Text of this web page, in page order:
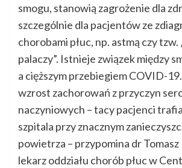
smogu, stanowią zagrożenie dla
szczególnie dla pacjentów ze
chorobami płuc, np. astmą czy tzw.
palaczy”. Istnieje związek między
a cięższym przebiegiem COVID-
wzrost zachorowań z przyczyn
naczyniowych – tacy pacjenci
szpitala przy znacznym
powietrza – przypomina dr Tomasz
lekarz oddziału chorób płuc w